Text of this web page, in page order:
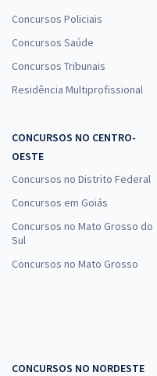
Concursos Policiais
Concursos Saúde
Concursos Tribunais
Residência Multiprofissional
CONCURSOS NO CENTRO-
OESTE
Concursos no Distrito Federal
Concursos em Goiás
Concursos no Mato Grosso do
Sul
Concursos no Mato Grosso
CONCURSOS NO NORDESTE